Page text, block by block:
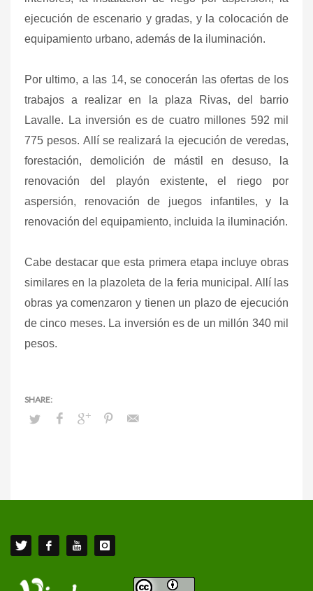
ejecución de escenario y gradas, y la colocación de
equipamiento urbano, además de la iluminación.
Por ultimo, a las 14, se conocerán las ofertas de los
trabajos a realizar en la plaza Rivas, del barrio
Lavalle. La inversión es de cuatro millones 592 mil
775 pesos. Allí se realizará la ejecución de veredas,
forestación, demolición de mástil en desuso, la
renovación del playón existente, el riego por
aspersión, renovación de juegos infantiles, y la
renovación del equipamiento, incluida la iluminación.
Cabe destacar que esta primera etapa incluye obras
similares en la plazoleta de la feria municipal. Allí las
obras ya comenzaron y tienen un plazo de ejecución
de cinco meses. La inversión es de un millón 340 mil
pesos.